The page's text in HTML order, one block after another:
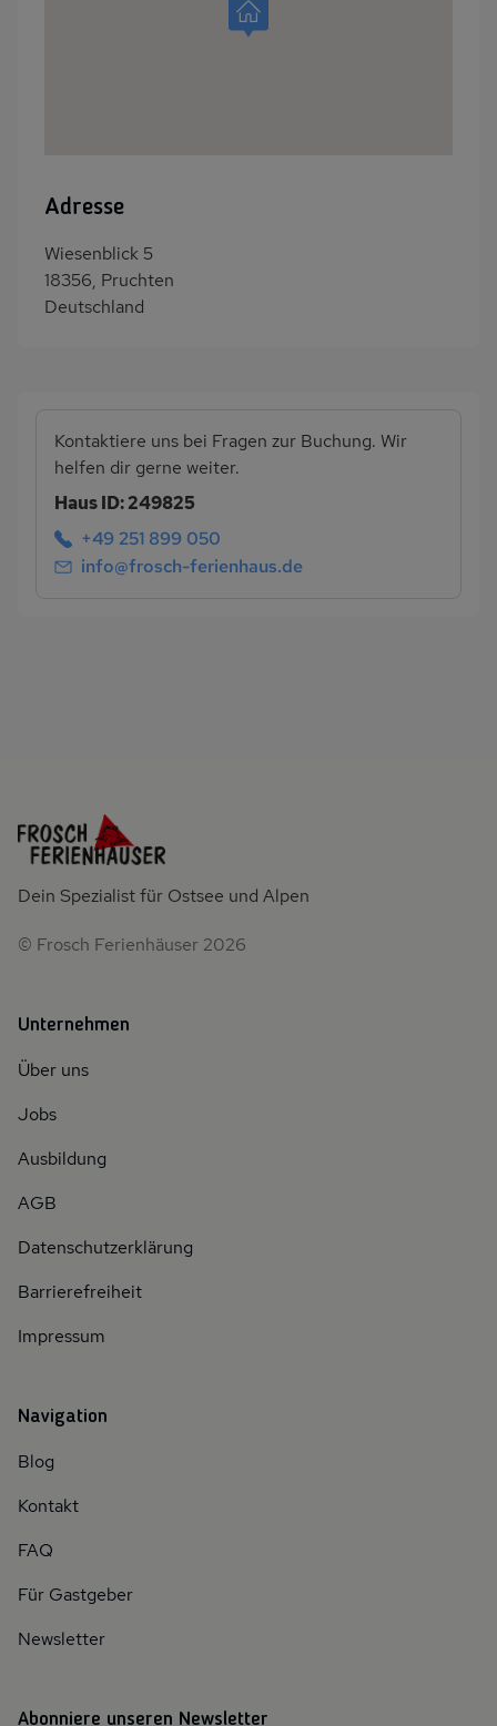
Adresse
Wiesenblick 5
18356, Pruchten
Deutschland
Kontaktiere uns bei Fragen zur Buchung. Wir
helfen dir gerne weiter.
Haus ID: 249825
+49 251 899 050
info@frosch-ferienhaus.de
Dein Spezialist für Ostsee und Alpen
© Frosch Ferienhäuser 2026
Unternehmen
Über uns
Jobs
Ausbildung
AGB
Datenschutzerklärung
Barrierefreiheit
Impressum
Navigation
Blog
Kontakt
FAQ
Für Gastgeber
Newsletter
Abonniere unseren Newsletter